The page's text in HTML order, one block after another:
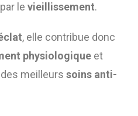
levieillissement.
, elle contribue donc
physiologique et
des meilleurssoins anti-